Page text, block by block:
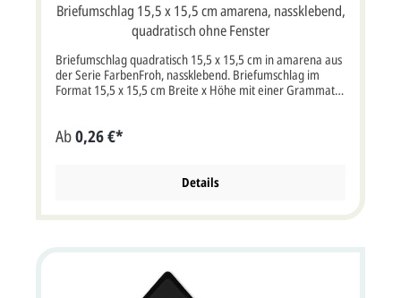
Briefumschlag 15,5 x 15,5 cm amarena, nassklebend,
quadratisch ohne Fenster
Briefumschlag quadratisch 15,5 x 15,5 cm in amarena aus
der Serie FarbenFroh, nassklebend. Briefumschlag im
Format 15,5 x 15,5 cm Breite x Höhe mit einer Grammatur
amarenaEigenschaften: Nassklebung, spitze
KlappeVerwendung: Passend für Einladungskarten aller
Danksagungskarten, Jubiläumskarten, Gutscheine und
Karten müssen mindestens3 mm kleiner als die Kuverts
Ab0,26 €*
Details